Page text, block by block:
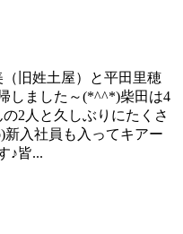
旧姓土屋）と平田里穂
しました～(*^^*)柴田は4
2人と久しぶりにたくさ
新入社員も入ってキアー
♪皆...